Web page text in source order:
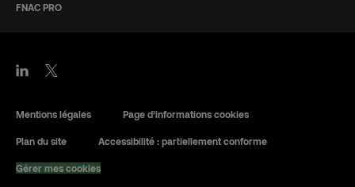
FNAC PRO
Mentions légales Page d’informations cookies
Plan du site Accessibilité : partiellement conforme
Gérer mes cookies